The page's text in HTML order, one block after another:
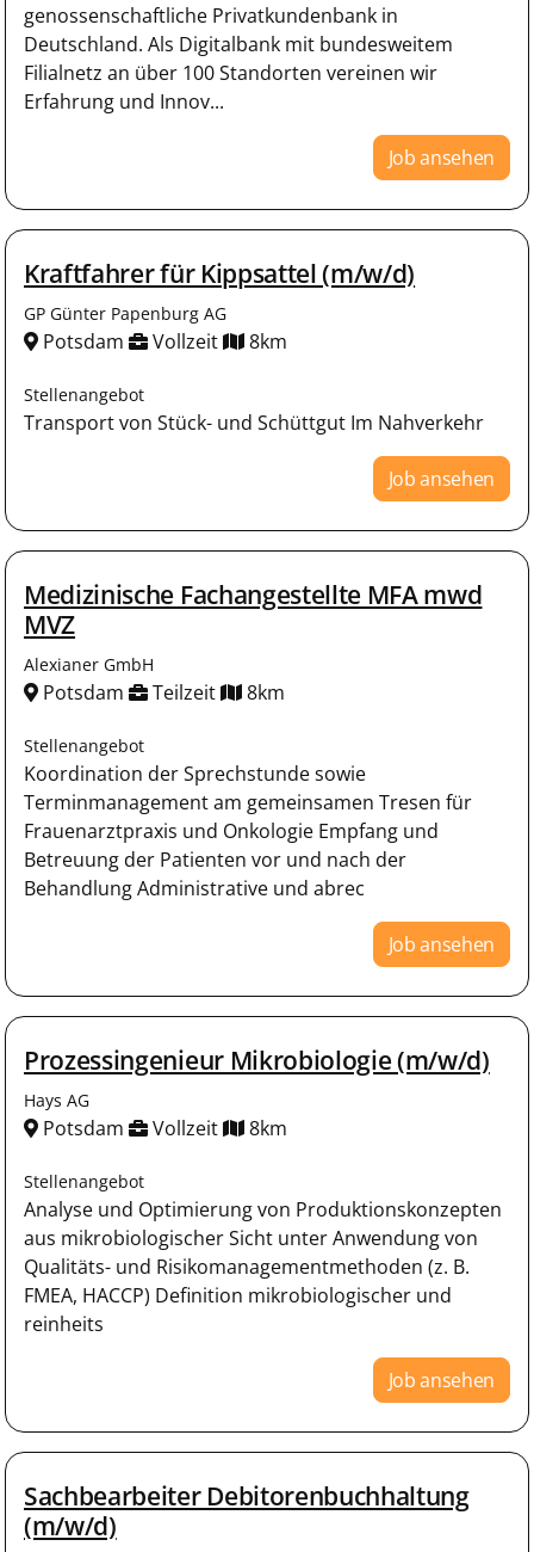
genossenschaftliche Privatkundenbank in
Deutschland. Als Digitalbank mit bundesweitem
Filialnetz an über 100 Standorten vereinen wir
Erfahrung und Innov...
Job ansehen
Kraftfahrer für Kippsattel (m/w/d)
GP Günter Papenburg AG
Potsdam Vollzeit 8km
Stellenangebot
Transport von Stück- und Schüttgut Im Nahverkehr
Job ansehen
Medizinische Fachangestellte MFA mwd
MVZ
Alexianer GmbH
Potsdam Teilzeit 8km
Stellenangebot
Koordination der Sprechstunde sowie
Terminmanagement am gemeinsamen Tresen für
Frauenarztpraxis und Onkologie Empfang und
Betreuung der Patienten vor und nach der
Behandlung Administrative und abrec
Job ansehen
Prozessingenieur Mikrobiologie (m/w/d)
Hays AG
Potsdam Vollzeit 8km
Stellenangebot
Analyse und Optimierung von Produktionskonzepten
aus mikrobiologischer Sicht unter Anwendung von
Qualitäts- und Risikomanagementmethoden (z. B.
FMEA, HACCP) Definition mikrobiologischer und
reinheits
Job ansehen
Sachbearbeiter Debitorenbuchhaltung
(m/w/d)